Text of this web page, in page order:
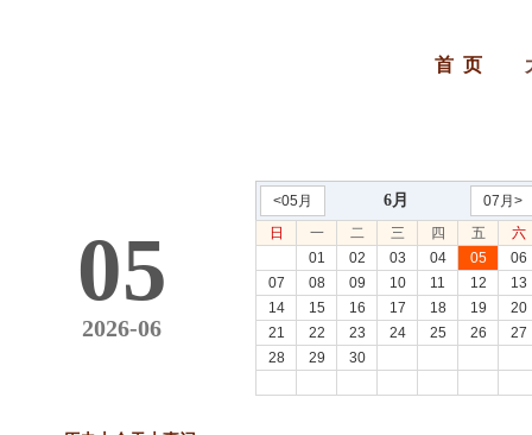
首 页
05
2026-06
<05月 6月
07月>
日
一 二 三 四 五
六
01
02 03 04 05
06
07
08 09 10 11 12
13
14
15 16 17 18 19
20
21
22 23 24 25 26
27
28
29 30